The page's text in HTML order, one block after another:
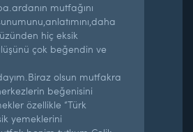
mutfağını
hiç eksik
çok beğendin ve
olsun mutfakra
beğenisini
özellikle “Türk
yemeklerini